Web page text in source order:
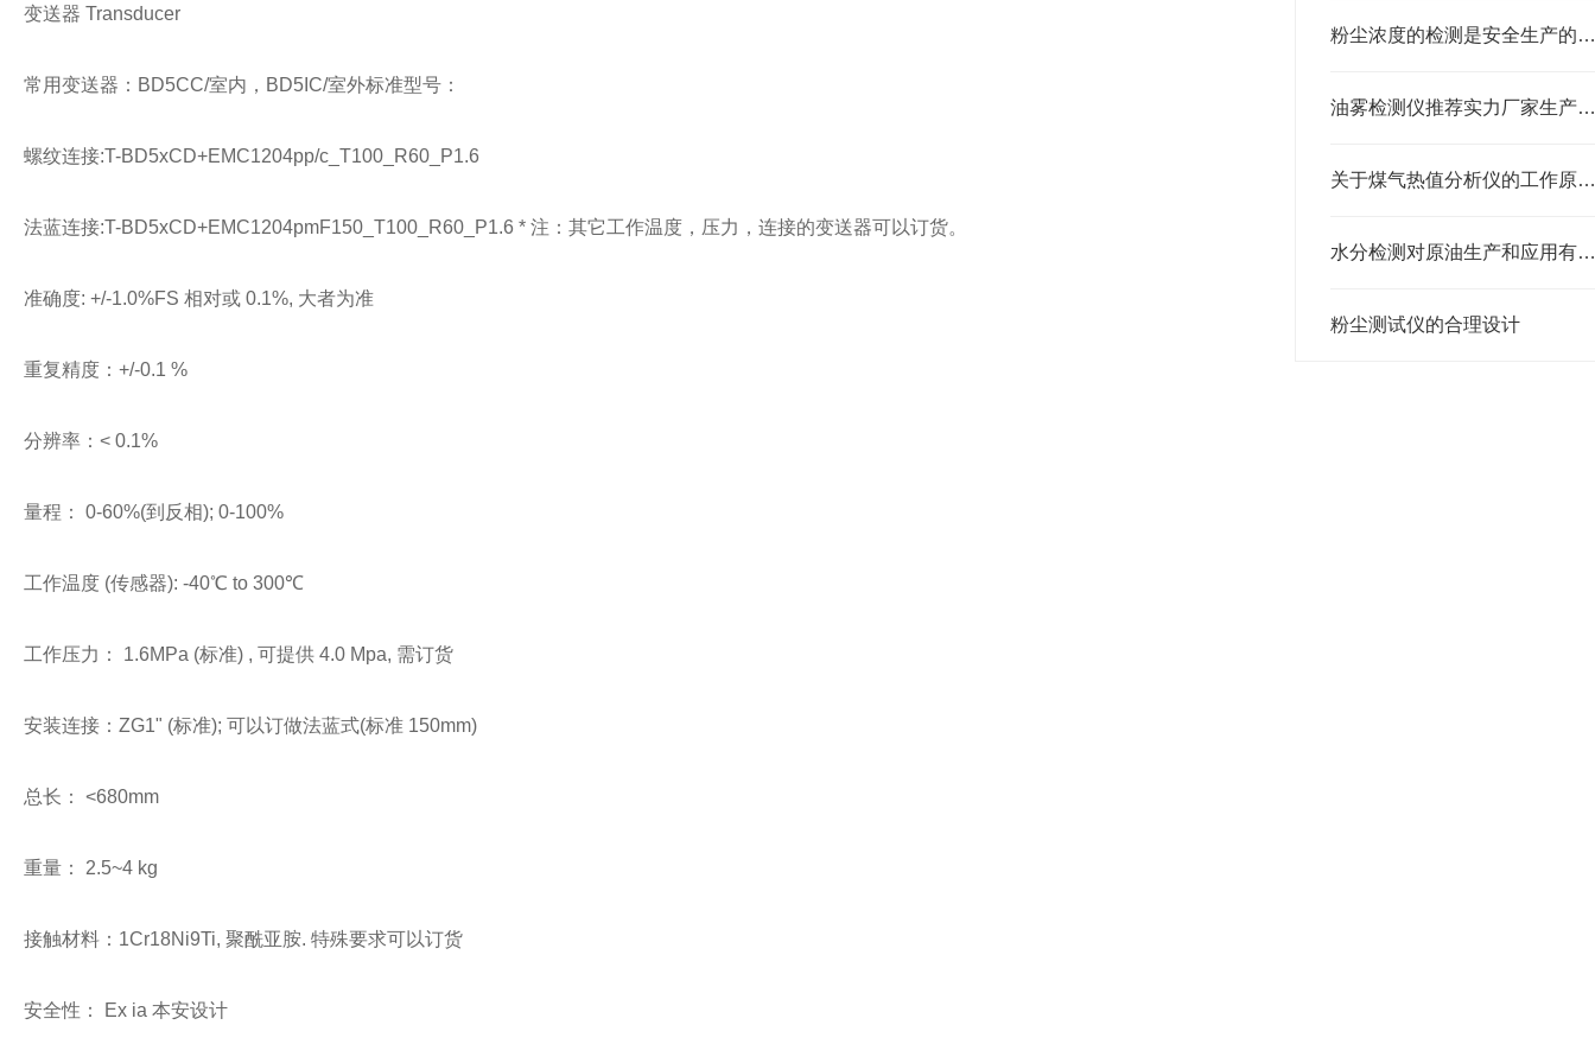
粉尘浓度的检测是安全生产的需要
油雾检测仪推荐实力厂家生产商，北斗星口碑好品质好信誉好质量优
关于煤气热值分析仪的工作原理说明
水分检测对原油生产和应用有哪些影响
粉尘测试仪的合理设计
变送器 Transducer
常用变送器：BD5CC/室内，BD5IC/室外标准型号：
螺纹连接:T-BD5xCD+EMC1204pp/c_T100_R60_P1.6
法蓝连接:T-BD5xCD+EMC1204pmF150_T100_R60_P1.6 * 注：其它工作温度，压力，连接的变送器可以订货。
准确度: +/-1.0%FS 相对或 0.1%, 大者为准
重复精度：+/-0.1 %
分辨率：< 0.1%
量程： 0-60%(到反相); 0-100%
工作温度 (传感器): -40℃ to 300℃
工作压力： 1.6MPa (标准) , 可提供 4.0 Mpa, 需订货
安装连接：ZG1" (标准); 可以订做法蓝式(标准 150mm)
总长： <680mm
重量： 2.5~4 kg
接触材料：1Cr18Ni9Ti, 聚酰亚胺. 特殊要求可以订货
安全性： Ex ia 本安设计